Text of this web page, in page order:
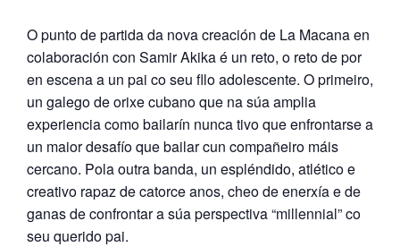
O punto de partida da nova creación de La Macana en
colaboración con Samir Akika é un reto, o reto de por
en escena a un pai co seu fllo adolescente. O primeiro,
un galego de orixe cubano que na súa amplia
experiencia como bailarín nunca tivo que enfrontarse a
un maior desafío que bailar cun compañeiro máis
cercano. Pola outra banda, un espléndido, atlético e
creativo rapaz de catorce anos, cheo de enerxía e de
ganas de confrontar a súa perspectiva “millennial” co
seu querido pai.